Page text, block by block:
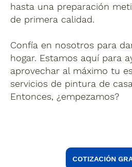
hasta una preparación
de primera calidad.
Confía en nosotros para
hogar. Estamos aquí para
aprovechar al máximo tu
servicios de pintura de
Entonces, ¿empezamos?
COTIZACIÓN